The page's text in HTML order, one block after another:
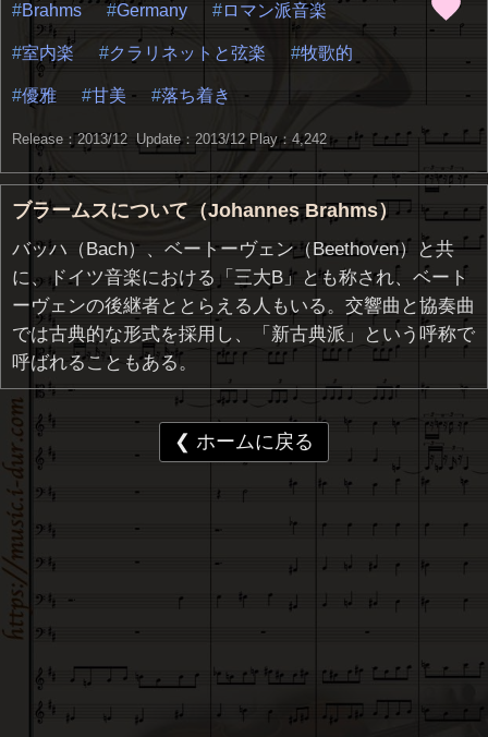
Brahms Germany ロマン派音楽
室内楽 クラリネットと弦楽 牧歌的
優雅 甘美 落ち着き
Release：2013/12 Update：2013/12 Play：4,242
ブラームスについて（Johannes Brahms）
バッハ（Bach）、ベートーヴェン（Beethoven）と共
に、ドイツ音楽における「三大B」とも称され、ベート
ーヴェンの後継者ととらえる人もいる。交響曲と協奏曲
では古典的な形式を採用し、「新古典派」という呼称で
呼ばれることもある。
❮ ホームに戻る